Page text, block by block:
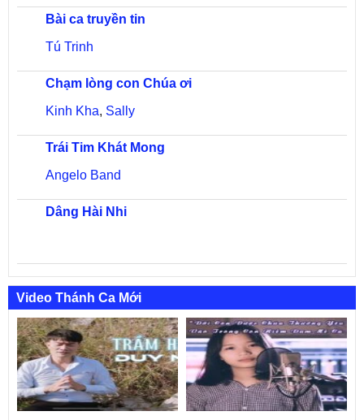
Bài ca truyền tin
Tú Trinh
Chạm lòng con Chúa ơi
Kinh Kha, Sally
Trái Tim Khát Mong
Angelo Band
Dâng Hài Nhi
Video Thánh Ca Mới